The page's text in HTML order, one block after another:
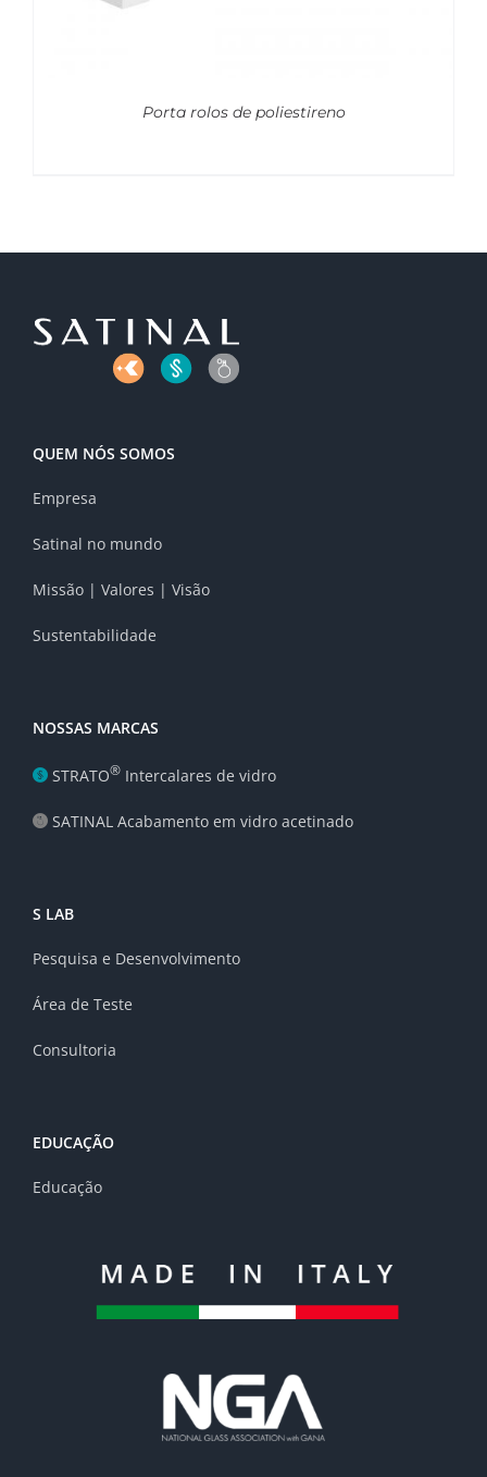
Porta rolos de poliestireno
QUEM NÓS SOMOS
Empresa
Satinal no mundo
Missão | Valores | Visão
Sustentabilidade
NOSSAS MARCAS
STRATO® Intercalares de vidro
SATINAL Acabamento em vidro acetinado
S LAB
Pesquisa e Desenvolvimento
Área de Teste
Consultoria
EDUCAÇÃO
Educação